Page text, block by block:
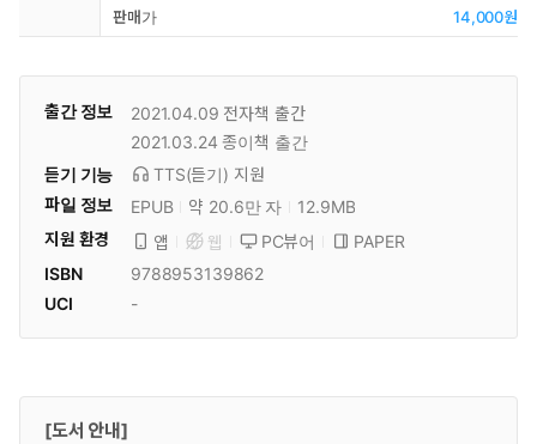
판매가
14,000원
출간 정보 2021.04.09 전자책 출간
2021.03.24 종이책 출간
듣기 기능
TTS(듣기) 지원
파일 정보
EPUB 약 20.6만 자
12.9MB
지원 환경
앱 웹 PC뷰어
PAPER
ISBN
9788953139862
UCI
-
[도서 안내]